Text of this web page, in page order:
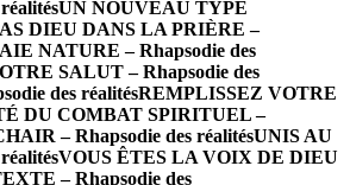
UN NOUVEAU TYPE
DIEU DANS LA PRIÈRE –
NATURE – Rhapsodie des
SALUT – Rhapsodie des
des réalitésREMPLISSEZ VOTRE
DU COMBAT SPIRITUEL –
– Rhapsodie des réalitésUNIS AU
VOUS ÊTES LA VOIX DE DIEU
– Rhapsodie des